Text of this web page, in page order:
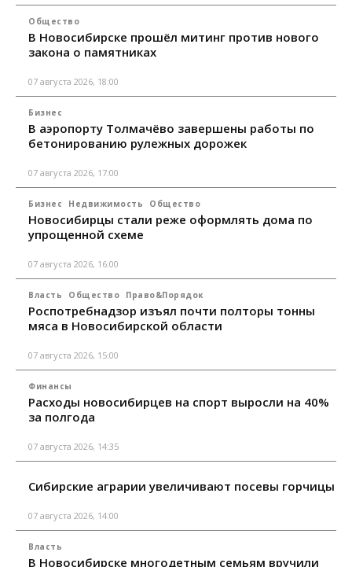
Общество
В Новосибирске прошёл митинг против нового
закона о памятниках
07 августа 2026, 18:00
Бизнес
В аэропорту Толмачёво завершены работы по
бетонированию рулежных дорожек
07 августа 2026, 17:00
Бизнес Недвижимость Общество
Новосибирцы стали реже оформлять дома по
упрощенной схеме
07 августа 2026, 16:00
Власть Общество Право&Порядок
Роспотребнадзор изъял почти полторы тонны
мяса в Новосибирской области
07 августа 2026, 15:00
Финансы
Расходы новосибирцев на спорт выросли на 40%
за полгода
07 августа 2026, 14:35
Сибирские аграрии увеличивают посевы горчицы
07 августа 2026, 14:00
Власть
В Новосибирске многодетным семьям вручили